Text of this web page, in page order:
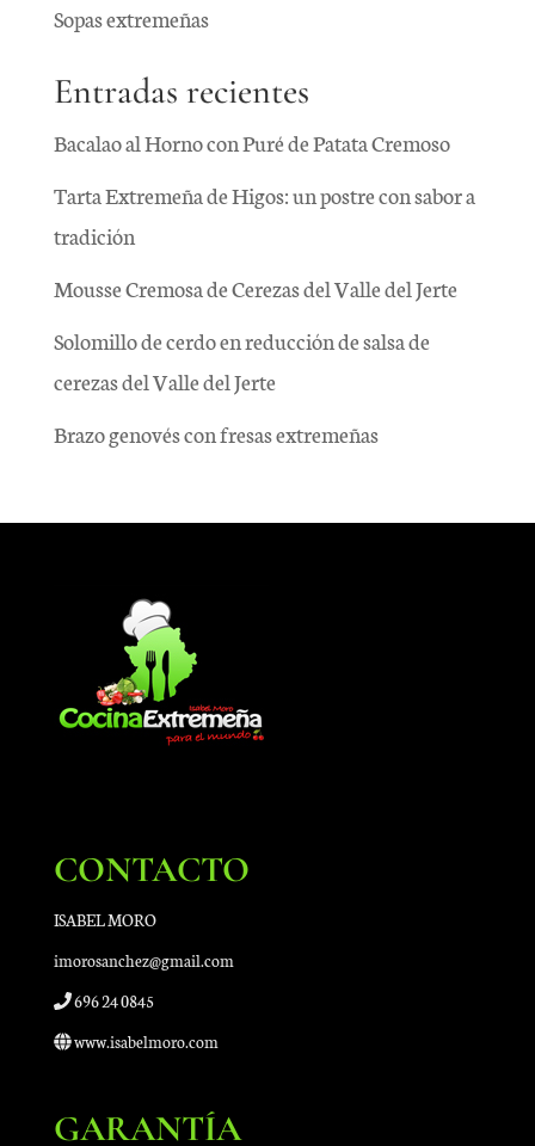
Sopas extremeñas
Entradas recientes
Bacalao al Horno con Puré de Patata Cremoso
Tarta Extremeña de Higos: un postre con sabor a
tradición
Mousse Cremosa de Cerezas del Valle del Jerte
Solomillo de cerdo en reducción de salsa de
cerezas del Valle del Jerte
Brazo genovés con fresas extremeñas
CONTACTO
ISABEL MORO
imorosanchez@gmail.com
696 24 0845
www.isabelmoro.com
GARANTÍA